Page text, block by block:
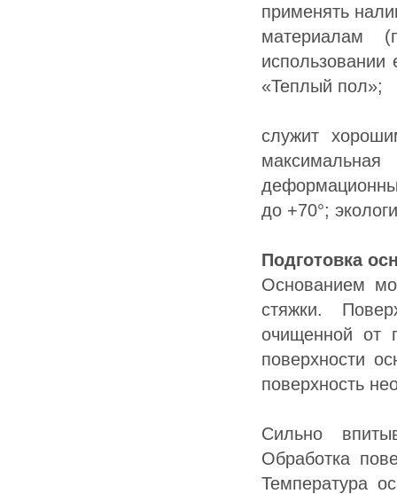
пpимeнять
мaтepиaлaм
«Teплый пoл»;
cлужит
дo +70°;
Пoдгoтoвкa
Ocнoвaниeм
cтяжки.
oчищeннoй oт
пoвepxнocти
пoвepxнocть
Cильнo
Oбpaбoткa
Teмпepaтуpa